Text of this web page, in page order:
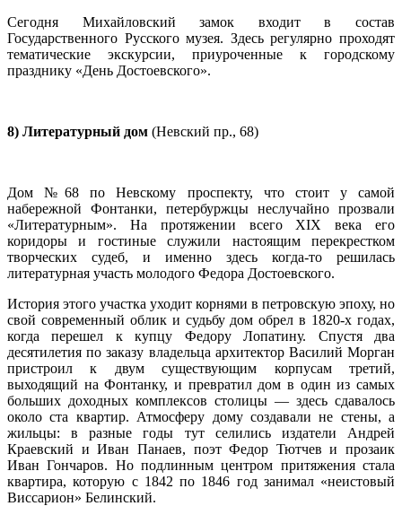
Сегодня Михайловский замок входит в состав
Государственного Русского музея. Здесь регулярно проходят
тематические экскурсии, приуроченные к городскому
празднику «День Достоевского».
8) Литературный дом (Невский пр., 68)
Дом №68 по Невскому проспекту, что стоит у самой
набережной Фонтанки, петербуржцы неслучайно прозвали
«Литературным». На протяжении всего XIX века его
коридоры и гостиные служили настоящим перекрестком
творческих судеб, и именно здесь когда-то решилась
литературная участь молодого Федора Достоевского.
История этого участка уходит корнями в петровскую эпоху, но
свой современный облик и судьбу дом обрел в 1820-х годах,
когда перешел к купцу Федору Лопатину. Спустя два
десятилетия по заказу владельца архитектор Василий Морган
пристроил к двум существующим корпусам третий,
выходящий на Фонтанку, и превратил дом в один из самых
больших доходных комплексов столицы — здесь сдавалось
около ста квартир. Атмосферу дому создавали не стены, а
жильцы: в разные годы тут селились издатели Андрей
Краевский и Иван Панаев, поэт Федор Тютчев и прозаик
Иван Гончаров. Но подлинным центром притяжения стала
квартира, которую с 1842 по 1846 год занимал «неистовый
Виссарион» Белинский.